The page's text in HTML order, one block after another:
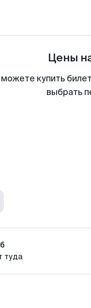
Цены
купить
выбрать
туда